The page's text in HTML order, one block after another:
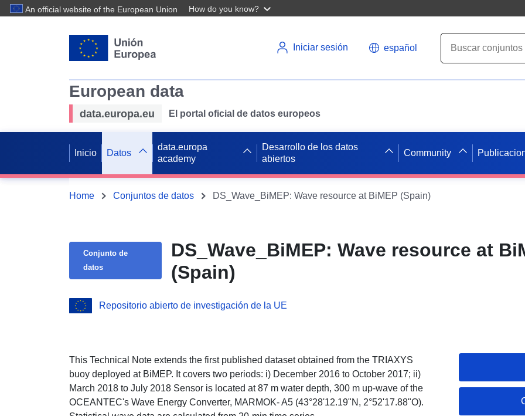
An official website of the European Union How do you know?
Iniciar sesión español
European data
data.europa.eu El portal oficial de datos europeos
Inicio Datos
data.europa
academy
Desarrollo de los datos
abiertos
Community
Home Conjuntos de datos DS_Wave_BiMEP: Wave resource at BiMEP (Spain)
Conjunto de
datos
DS_Wave_BiMEP: Wave resource at
(Spain)
Repositorio abierto de investigación de la UE
This Technical Note extends the first published dataset obtained from the TRIAXYS
buoy deployed at BiMEP. It covers two periods: i) December 2016 to October 2017; ii)
March 2018 to July 2018 Sensor is located at 87 m water depth, 300 m up-wave of the
OCEANTEC's Wave Energy Converter, MARMOK- A5 (43°28'12.19"N, 2°52'17.88"O).